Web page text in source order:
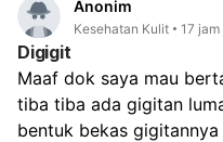
Anonim
Kesehatan Kulit 17
Digigit
Maaf dok saya mau
tiba tiba ada gigitan
bentuk bekas